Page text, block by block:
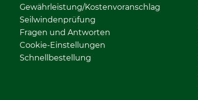
Gewährleistung/Kostenvoranschlag
Seilwindenprüfung
Fragen und Antworten
Cookie-Einstellungen
Schnellbestellung